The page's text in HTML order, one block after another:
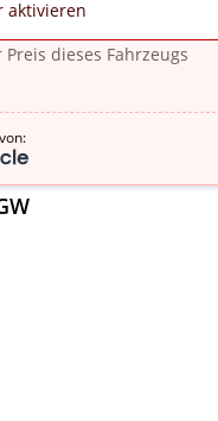
aktivieren
dieses Fahrzeugs